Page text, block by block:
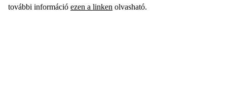
további információ ezen a linken olvasható.